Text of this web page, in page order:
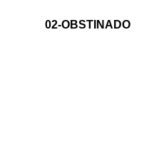
02-OBSTINADO